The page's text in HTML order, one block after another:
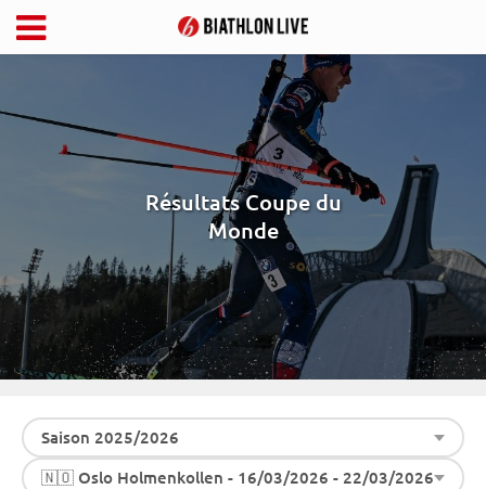
Résultats Coupe du
Monde
Saison 2025/2026
🇳🇴 Oslo Holmenkollen - 16/03/2026 - 22/03/2026